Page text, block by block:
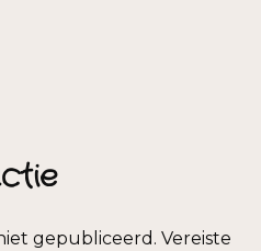
gepubliceerd. Vereiste